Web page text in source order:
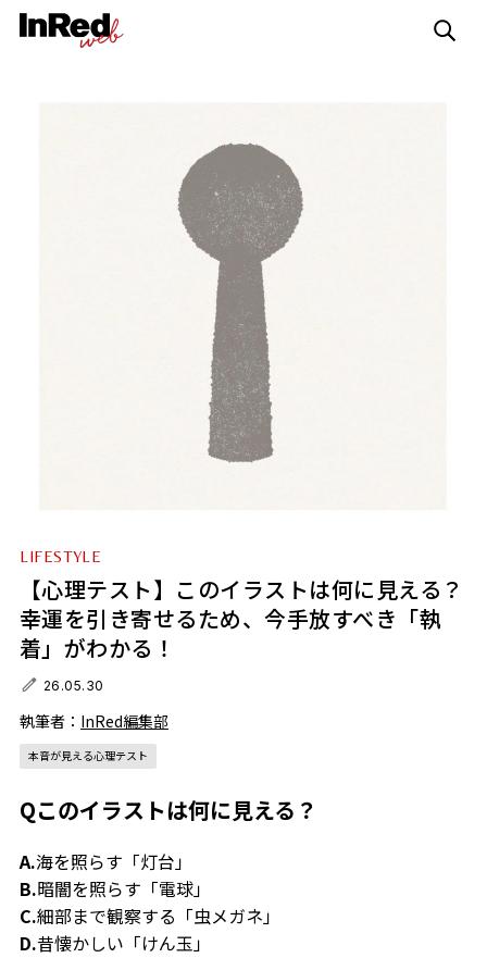
LIFESTYLE
【心理テスト】このイラストは何に見える？
幸運を引き寄せるため、今手放すべき「執
着」がわかる！
26.05.30
執筆者： InRed編集部
本音が見える心理テスト
Qこのイラストは何に見える？
A.海を照らす「灯台」
B.暗闇を照らす「電球」
C.細部まで観察する「虫メガネ」
D.昔懐かしい「けん玉」